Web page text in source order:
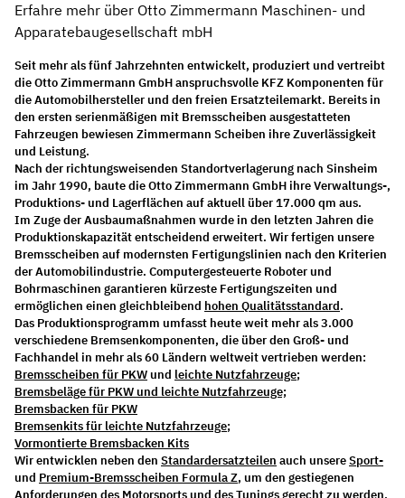
Erfahre mehr über Otto Zimmermann Maschinen- und
Apparatebaugesellschaft mbH
Seit mehr als fünf Jahrzehnten entwickelt, produziert und vertreibt
die Otto Zimmermann GmbH anspruchsvolle KFZ Komponenten für
die Automobilhersteller und den freien Ersatzteilemarkt. Bereits in
den ersten serienmäßigen mit Bremsscheiben ausgestatteten
Fahrzeugen bewiesen Zimmermann Scheiben ihre Zuverlässigkeit
und Leistung.
Nach der richtungsweisenden Standortverlagerung nach Sinsheim
im Jahr 1990, baute die Otto Zimmermann GmbH ihre Verwaltungs-,
Produktions- und Lagerflächen auf aktuell über 17.000 qm aus.
Im Zuge der Ausbaumaßnahmen wurde in den letzten Jahren die
Produktionskapazität entscheidend erweitert. Wir fertigen unsere
Bremsscheiben auf modernsten Fertigungslinien nach den Kriterien
der Automobilindustrie. Computergesteuerte Roboter und
Bohrmaschinen garantieren kürzeste Fertigungszeiten und
ermöglichen einen gleichbleibend hohen Qualitätsstandard.
Das Produktionsprogramm umfasst heute weit mehr als 3.000
verschiedene Bremsenkomponenten, die über den Groß- und
Fachhandel in mehr als 60 Ländern weltweit vertrieben werden:
Bremsscheiben für PKWund leichte Nutzfahrzeuge;
Bremsbeläge für PKW und leichte Nutzfahrzeuge;
Bremsbacken für PKW
Bremsenkits für leichte Nutzfahrzeuge;
Vormontierte Bremsbacken Kits
Wir entwicklen neben den Standardersatzteilen auch unsereSport-
und Premium-Bremsscheiben Formula Z, um den gestiegenen